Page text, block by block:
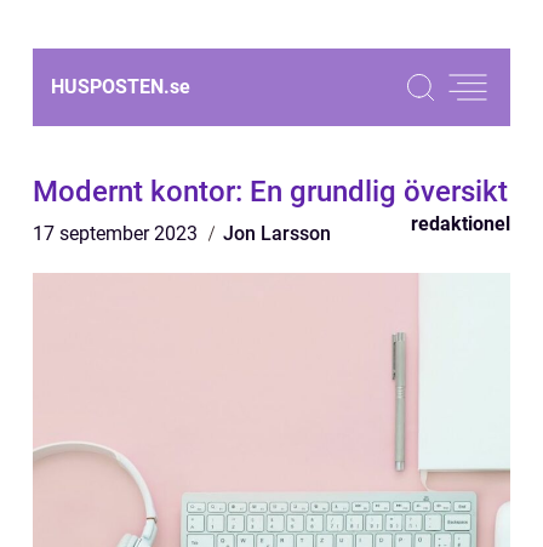
HUSPOSTEN.se
Modernt kontor: En grundlig översikt
17 september 2023 Jon Larsson redaktionel